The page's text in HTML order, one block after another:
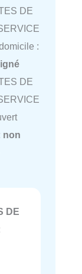
DE
:
DE
non
DE